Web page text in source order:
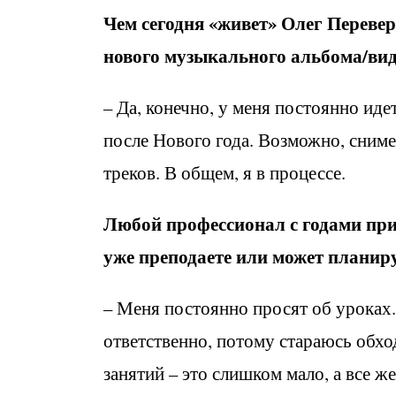
Чем сегодня «живет» Олег
нового музыкального альбома/
– Да, конечно, у меня постоянно
после Нового года. Возможно,
треков. В общем, я в процессе.
Любой профессионал с годами
уже преподаете или может
– Меня постоянно просят об
ответственно, потому стараюсь
занятий – это слишком мало, а все